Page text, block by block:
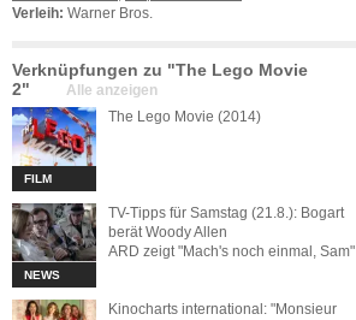
Verleih: Warner Bros.
Verknüpfungen zu "The Lego Movie
2"
Alle anzeigen
FILM
The Lego Movie (2014)
NEWS
TV-Tipps für Samstag (21.8.): Bogart
berät Woody Allen
ARD zeigt "Mach's noch einmal, Sam"
Kinocharts international: "Monsieur